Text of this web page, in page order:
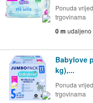
Ponuda
trgovinama
0 m udaljeno
Babylove
kg),...
Ponuda
trgovinama